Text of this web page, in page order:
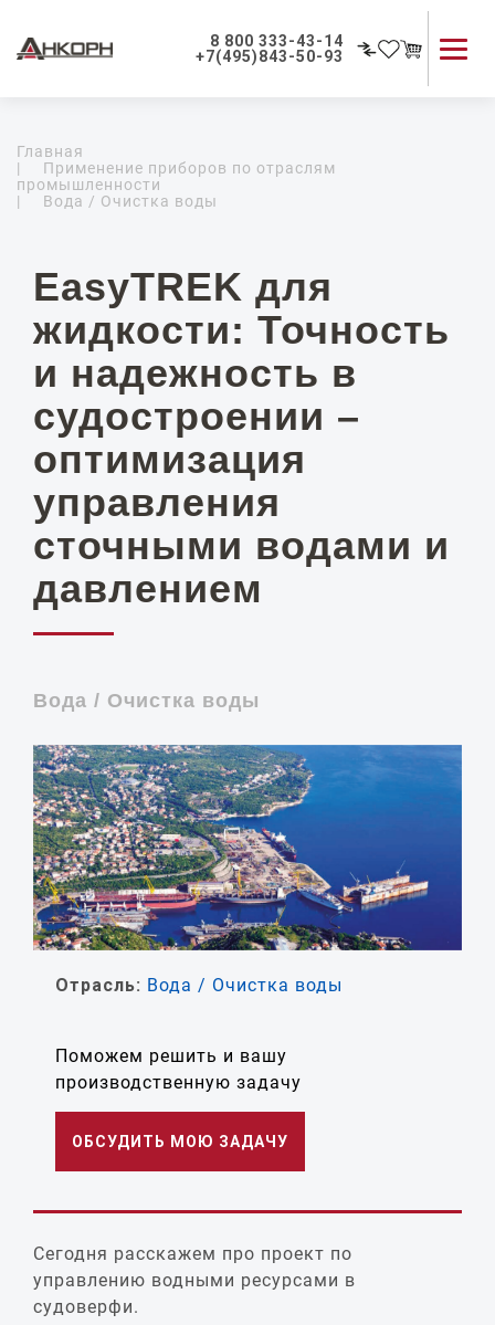
8 800 333-43-14
+7(495)843-50-93
Главная
|
Применение приборов по отраслям
промышленности
|
Вода / Очистка воды
EasyTREK для
жидкости: Точность
и надежность в
судостроении –
оптимизация
управления
сточными водами и
давлением
Вода / Очистка воды
Отрасль: Вода / Очистка воды
Поможем решить и вашу
производственную задачу
ОБСУДИТЬ МОЮ ЗАДАЧУ
Сегодня расскажем про проект по
управлению водными ресурсами в
судоверфи.